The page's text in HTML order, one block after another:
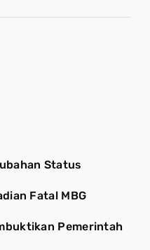
Status
Fatal MBG
Pemerintah